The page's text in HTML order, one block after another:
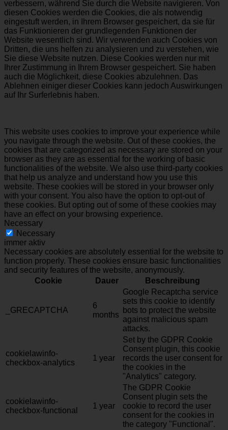
verbessern, während Sie durch die Website navigieren. Von
diesen Cookies werden die Cookies, die als notwendig
eingestuft werden, in Ihrem Browser gespeichert, da sie für
das Funktionieren der grundlegenden Funktionen der
Website wesentlich sind. Wir verwenden auch Cookies von
Dritten, die uns helfen zu analysieren und zu verstehen, wie
Sie diese Website nutzen. Diese Cookies werden nur mit
Ihrer Zustimmung in Ihrem Browser gespeichert. Sie haben
auch die Möglichkeit, diese Cookies abzulehnen. Das
Ablehnen einiger dieser Cookies kann jedoch Auswirkungen
auf Ihr Surferlebnis haben.
This website uses cookies to improve your experience while
you navigate through the website. Out of these cookies, the
cookies that are categorized as necessary are stored on your
browser as they are as essential for the working of basic
functionalities of the website. We also use third-party cookies
that help us analyze and understand how you use this
website. These cookies will be stored in your browser only
with your consent. You also have the option to opt-out of
these cookies. But opting out of some of these cookies may
have an effect on your browsing experience.
Necessary
Necessary
immer aktiv
Necessary cookies are absolutely essential for the website to
function properly. These cookies ensure basic functionalities
and security features of the website, anonymously.
Cookie
Dauer Beschreibung
_GRECAPTCHA
6
months
Google Recaptcha service
sets this cookie to identify
bots to protect the website
against malicious spam
attacks.
cookielawinfo-
checkbox-analytics
1 year
Set by the GDPR Cookie
Consent plugin, this cookie
records the user consent for
the cookies in the
"Analytics" category.
cookielawinfo-
checkbox-functional
1 year
The GDPR Cookie
Consent plugin sets the
cookie to record the user
consent for the cookies in
the category "Functional".